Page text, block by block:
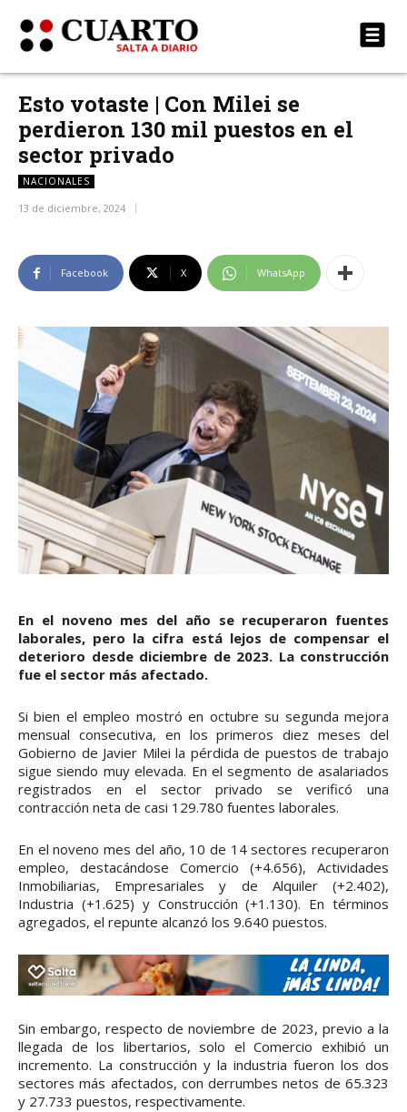
Esto votaste | Con Milei se
perdieron 130 mil puestos en el
sector privado
NACIONALES
13 de diciembre, 2024
Facebook X WhatsApp
En el noveno mes del año se recuperaron fuentes
laborales, pero la cifra está lejos de compensar el
deterioro desde diciembre de 2023. La construcción
fue el sector más afectado.
Si bien el empleo mostró en octubre su segunda mejora
mensual consecutiva, en los primeros diez meses del
Gobierno de Javier Milei la pérdida de puestos de trabajo
sigue siendo muy elevada. En el segmento de asalariados
registrados en el sector privado se verificó una
contracción neta de casi 129.780 fuentes laborales.
En el noveno mes del año, 10 de 14 sectores recuperaron
empleo, destacándose Comercio (+4.656), Actividades
Inmobiliarias, Empresariales y de Alquiler (+2.402),
Industria (+1.625) y Construcción (+1.130). En términos
agregados, el repunte alcanzó los 9.640 puestos.
Sin embargo, respecto de noviembre de 2023, previo a la
llegada de los libertarios, solo el Comercio exhibió un
incremento. La construcción y la industria fueron los dos
sectores más afectados, con derrumbes netos de 65.323
y 27.733 puestos, respectivamente.